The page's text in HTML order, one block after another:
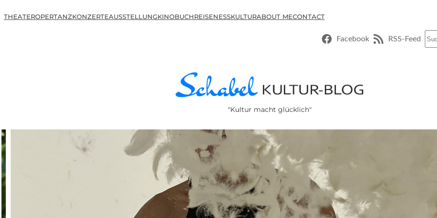
THEATEROPERTANZKONZERTEAUSSTELLUNGKINOBUCHREISENESSKULTURABOUT MECONTACT
Facebook RSS-Feed
"Kultur macht glücklich"